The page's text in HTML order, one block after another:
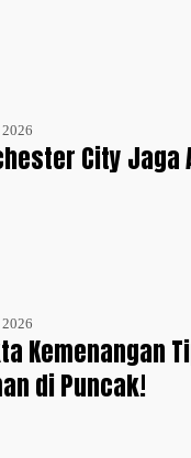
City Jaga
Kemenangan
di Puncak!